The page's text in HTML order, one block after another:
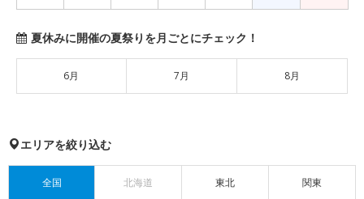
夏休みに開催の夏祭りを月ごとにチェック！
6月 7月 8月
エリアを絞り込む
全国 北海道 東北 関東